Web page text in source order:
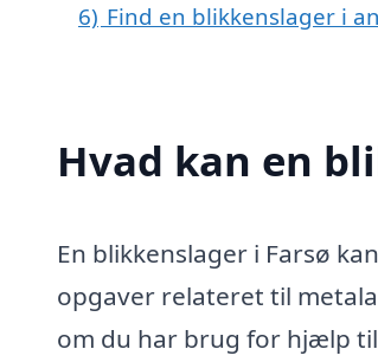
6) Find en blikkenslager i
Hvad kan en
En blikkenslager i Farsø
opgaver relateret til
om du har brug for hjælp